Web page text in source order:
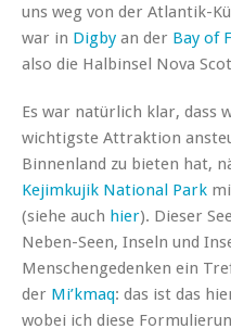
uns weg von der Atlantik-
war in Digby an der Bay of
also die Halbinsel Nova
Es war natürlich klar, dass
wichtigste Attraktion
Binnenland zu bieten hat,
Kejimkujik National Park
(siehe auch hier). Dieser
Neben-Seen, Inseln und
Menschengedenken ein
der Mi’kmaq: das ist das
wobei ich diese